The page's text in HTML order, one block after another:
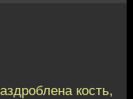
кость,